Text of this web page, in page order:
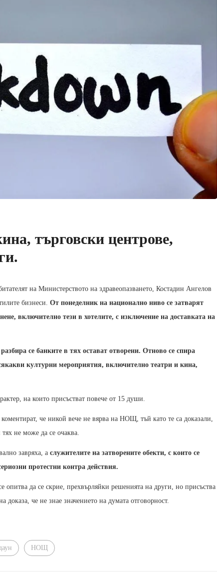
търговски центрове,
на Министерството на здравеопазването, Костадин Ангелов
бизнеси. От понеделник на национално ниво се затварят
включително тези в хотелите, с изключение на доставката на
се банките в тях остават отворени. Отново се спира
културни мероприятия, включително театри и кина,
на които присъстват повече от 15 души.
коментират, че никой вече не вярва на НОЩ, тъй като те са доказали,
не може да се очаква.
завряха, а служителите на затворените обекти, с които се
протестни контра действия.
опитва да се скрие, прехвърляйки решенията на други, но присъства
доказа, че не знае значението на думата отговорност.
НОЩ